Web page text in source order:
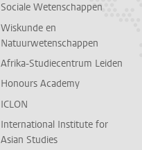
Sociale Wetenschappen
Wiskunde en
Natuurwetenschappen
Afrika-Studiecentrum Leiden
Honours Academy
ICLON
International Institute for
Asian Studies